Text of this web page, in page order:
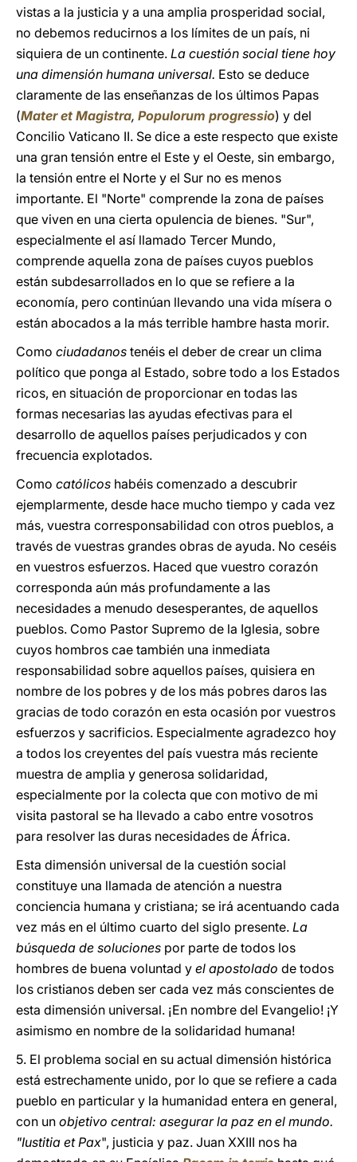
vistas a la justicia y a una amplia prosperidad social,
no debemos reducirnos a los límites de un país, ni
siquiera de un continente. La cuestión social tiene hoy
una dimensión humana universal. Esto se deduce
claramente de las enseñanzas de los últimos Papas
(Mater et Magistra, Populorum progressio) y del
Concilio Vaticano II. Se dice a este respecto que existe
una gran tensión entre el Este y el Oeste, sin embargo,
la tensión entre el Norte y el Sur no es menos
importante. El "Norte" comprende la zona de países
que viven en una cierta opulencia de bienes. "Sur",
especialmente el así llamado Tercer Mundo,
comprende aquella zona de países cuyos pueblos
están subdesarrollados en lo que se refiere a la
economía, pero continúan llevando una vida mísera o
están abocados a la más terrible hambre hasta morir.
Como ciudadanos tenéis el deber de crear un clima
político que ponga al Estado, sobre todo a los Estados
ricos, en situación de proporcionar en todas las
formas necesarias las ayudas efectivas para el
desarrollo de aquellos países perjudicados y con
frecuencia explotados.
Como católicos habéis comenzado a descubrir
ejemplarmente, desde hace mucho tiempo y cada vez
más, vuestra corresponsabilidad con otros pueblos, a
través de vuestras grandes obras de ayuda. No ceséis
en vuestros esfuerzos. Haced que vuestro corazón
corresponda aún más profundamente a las
necesidades a menudo desesperantes, de aquellos
pueblos. Como Pastor Supremo de la Iglesia, sobre
cuyos hombros cae también una inmediata
responsabilidad sobre aquellos países, quisiera en
nombre de los pobres y de los más pobres daros las
gracias de todo corazón en esta ocasión por vuestros
esfuerzos y sacrificios. Especialmente agradezco hoy
a todos los creyentes del país vuestra más reciente
muestra de amplia y generosa solidaridad,
especialmente por la colecta que con motivo de mi
visita pastoral se ha llevado a cabo entre vosotros
para resolver las duras necesidades de África.
Esta dimensión universal de la cuestión social
constituye una llamada de atención a nuestra
conciencia humana y cristiana; se irá acentuando cada
vez más en el último cuarto del siglo presente. La
búsqueda de soluciones por parte de todos los
hombres de buena voluntad y el apostolado de todos
los cristianos deben ser cada vez más conscientes de
esta dimensión universal. ¡En nombre del Evangelio! ¡Y
asimismo en nombre de la solidaridad humana!
5. El problema social en su actual dimensión histórica
está estrechamente unido, por lo que se refiere a cada
pueblo en particular y la humanidad entera en general,
con un objetivo central: asegurar la paz en el mundo.
"Iustitia et Pax", justicia y paz. Juan XXIII nos ha